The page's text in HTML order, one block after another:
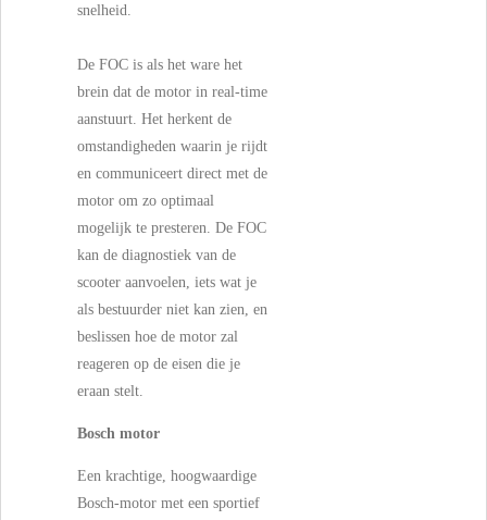
snelheid.
De FOC is als het ware het
brein dat de motor in real-time
aanstuurt. Het herkent de
omstandigheden waarin je rijdt
en communiceert direct met de
motor om zo optimaal
mogelijk te presteren. De FOC
kan de diagnostiek van de
scooter aanvoelen, iets wat je
als bestuurder niet kan zien, en
beslissen hoe de motor zal
reageren op de eisen die je
eraan stelt.
Bosch motor
Een krachtige, hoogwaardige
Bosch-motor met een sportief